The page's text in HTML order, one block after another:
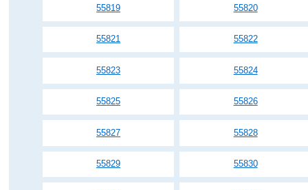
55819 55820
55821 55822
55823 55824
55825 55826
55827 55828
55829 55830